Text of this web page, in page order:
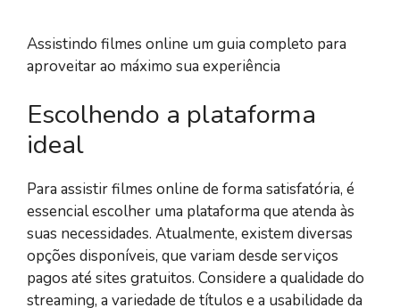
Assistindo filmes online um guia completo para
aproveitar ao máximo sua experiência
Escolhendo a plataforma
ideal
Para assistir filmes online de forma satisfatória, é
essencial escolher uma plataforma que atenda às
suas necessidades. Atualmente, existem diversas
opções disponíveis, que variam desde serviços
pagos até sites gratuitos. Considere a qualidade do
streaming, a variedade de títulos e a usabilidade da